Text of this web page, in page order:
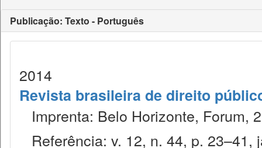
Publicação: Texto - Português
2014
Revista brasileira de direito
Imprenta: Belo Horizonte, Forum,
Referência: v. 12, n. 44, p. 23–41,